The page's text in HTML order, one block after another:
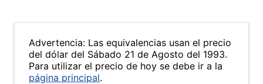
Advertencia: Las equivalencias usan el precio
del dólar del Sábado 21 de Agosto del 1993.
Para utilizar el precio de hoy se debe ir a la
página principal.